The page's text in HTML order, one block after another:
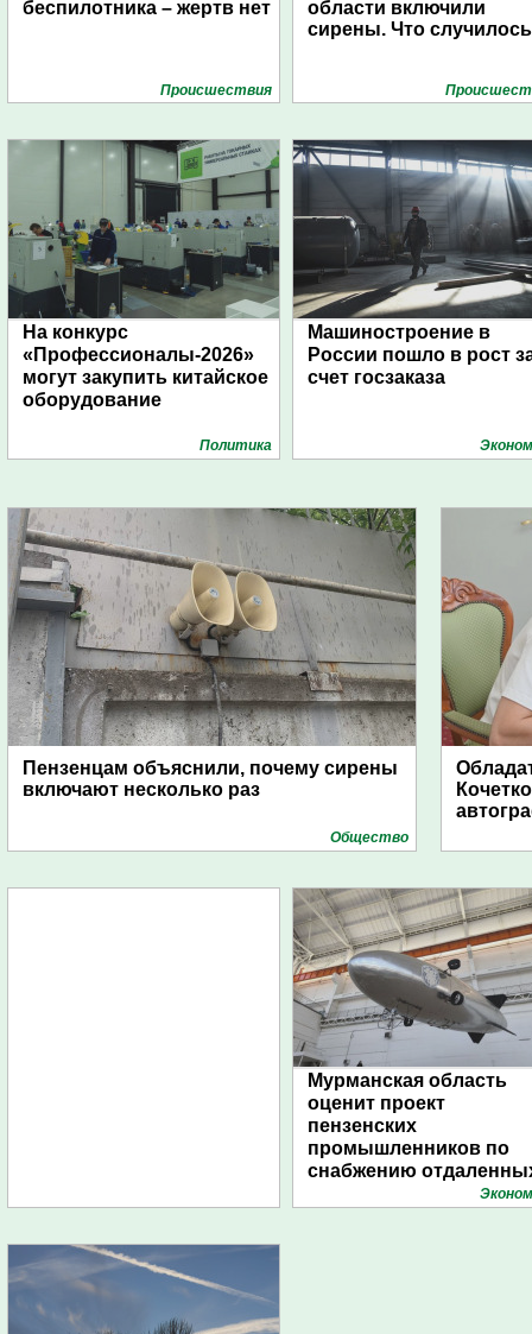
беспилотника – жертв нет
Проиcшествия
области включили
сирены. Что
На конкурс
«Профессионалы-2026»
могут закупить китайское
оборудование
Политика
Машиностроение в
России пошло в рост
счет госзаказа
Пензенцам объяснили, почему сирены
включают несколько раз
Общество
Мурманская область
оценит проект
пензенских
промышленников по
снабжению
поселений с помощью